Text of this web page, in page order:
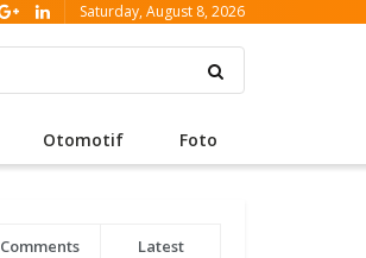
Saturday, August 8, 2026
Otomotif Foto
Comments Latest